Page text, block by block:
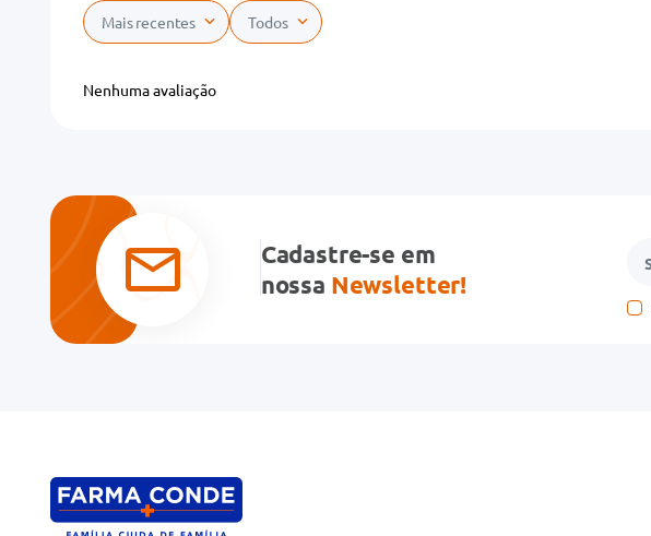
Adicionar avaliação
Avalie o produto de 1 a 5 estrelas
★★★
Seu nome
Mais recentes Todos
Nenhuma avaliação
Cadastre-se em
nossa Newsletter!